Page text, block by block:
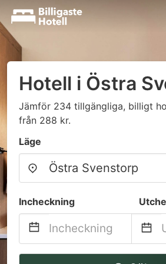
Hotell i Östra
Jämför 234 tillgängliga, billigt
från 288 kr.
Läge
Incheckning
Navigate